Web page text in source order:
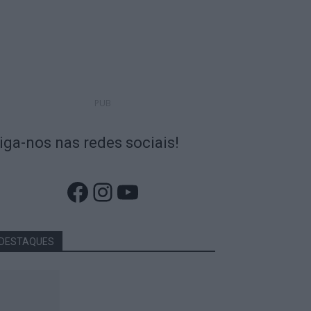
nos nas redes sociais!
Facebook
Instagram
YouTube